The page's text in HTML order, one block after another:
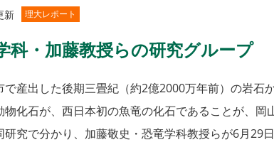
新 理大レポート
・加藤教授らの研究グループ
産出した後期三畳紀（約2億2000万年前）の岩石
物化石が、西日本初の魚竜の化石であることが、岡
研究で分かり、加藤敬史・恐竜学科教授らが6月29